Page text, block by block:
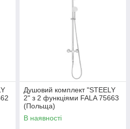
Душовий комплект "STEELY
2" з 2 функціями FALA 75663
(Польща)
В наявності